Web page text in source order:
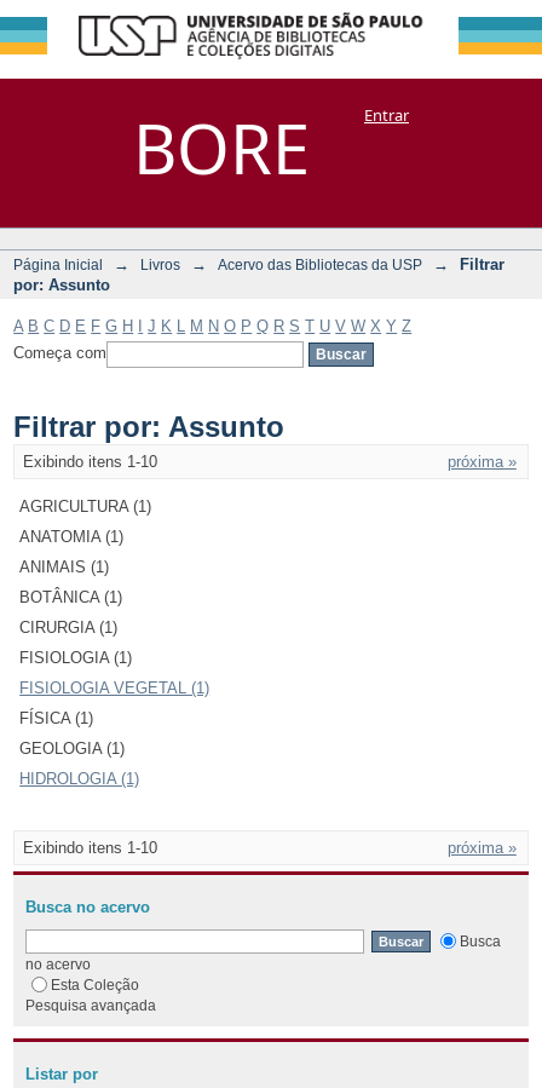
BORE
Filtrar por:
Assunto
DSpace/Manakin + CoriscoEntrar
Página Inicial → Livros → Acervo das Bibliotecas da USP →
Filtrar
por: Assunto
A B C D E F G H J K M N O P Q R S T U V W X Y Z
Começa com
Filtrar por: Assunto
Exibindo itens 1-10 próxima »
AGRICULTURA (1)
ANATOMIA (1)
ANIMAIS (1)
BOTÂNICA (1)
CIRURGIA (1)
FISIOLOGIA (1)
FISIOLOGIA VEGETAL (1)
FÍSICA (1)
GEOLOGIA (1)
HIDROLOGIA (1)
Exibindo itens 1-10 próxima »
Busca no acervo
Busca
no acervo
Esta Coleção
Pesquisa avançada
Listar por